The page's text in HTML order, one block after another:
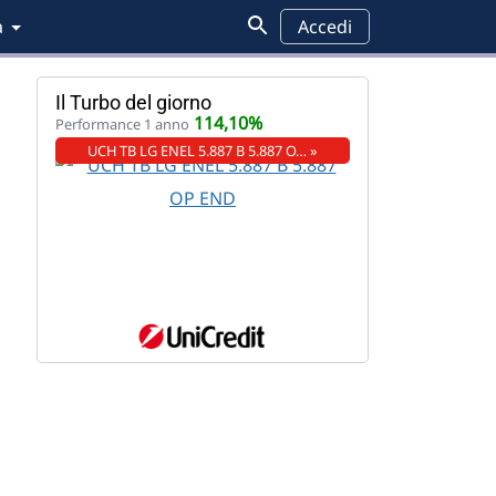
Accedi
Il Turbo del giorno
Performance 1 anno 114,10%
UCH TB LG ENEL 5.887 B 5.887 O… »